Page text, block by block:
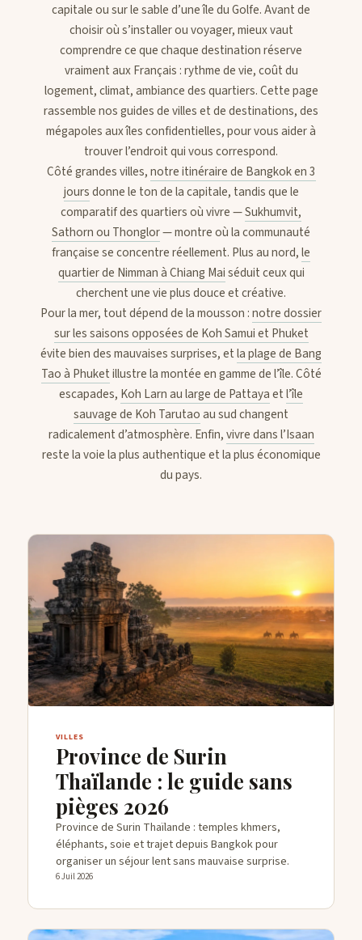
capitale ou sur le sable d’une île du Golfe. Avant de
choisir où s’installer ou voyager, mieux vaut
comprendre ce que chaque destination réserve
vraiment aux Français : rythme de vie, coût du
logement, climat, ambiance des quartiers. Cette page
rassemble nos guides de villes et de destinations, des
mégapoles aux îles confidentielles, pour vous aider à
trouver l’endroit qui vous correspond.
Côté grandes villes,notre itinéraire de Bangkok en 3
joursdonne le ton de la capitale, tandis que le
comparatif des quartiers où vivre —Sukhumvit,
Sathorn ou Thonglor— montre où la communauté
française se concentre réellement. Plus au nord,le
quartier de Nimman à Chiang Maiséduit ceux qui
cherchent une vie plus douce et créative.
Pour la mer, tout dépend de la mousson :notre dossier
sur les saisons opposées de Koh Samui et Phuket
évite bien des mauvaises surprises, etla plage de Bang
Tao à Phuketillustre la montée en gamme de l’île. Côté
escapades, Koh Larn au large de Pattayaetl’île
sauvage de Koh Tarutaoau sud changent
radicalement d’atmosphère. Enfin,vivre dans l’Isaan
reste la voie la plus authentique et la plus économique
du pays.
VILLES
Province de Surin
Thaïlande : le guide sans
pièges 2026
Province de Surin Thaïlande : temples khmers,
éléphants, soie et trajet depuis Bangkok pour
organiser un séjour lent sans mauvaise surprise.
6 Juil 2026